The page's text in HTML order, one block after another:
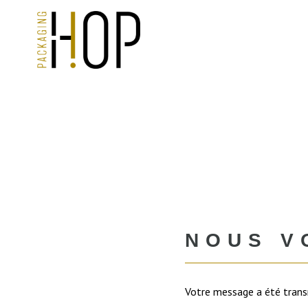
NOUS
Votre message a été